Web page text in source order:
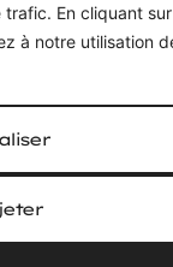
En cliquant
à notre utilisation